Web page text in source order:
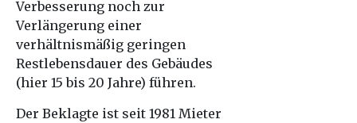
Verbesserung noch zur
Verlängerung einer
verhältnismäßig geringen
Restlebensdauer des Gebäudes
(hier 15 bis 20 Jahre) führen.
Der Beklagte ist seit 1981 Mieter